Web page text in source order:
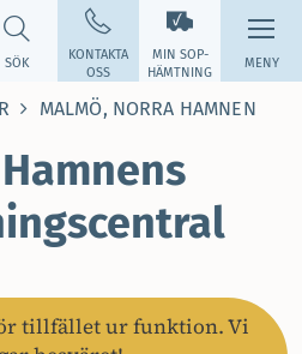
MIN SOP­
HÄMTNING
SÖK
KONTAKTA
OSS
MENY
MALMÖ, NORRA HAMNEN
tillfället ur funktion. Vi